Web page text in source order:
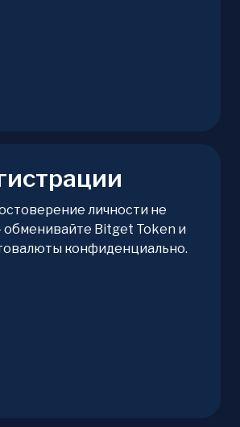
личности не
обменивайте Bitget Token и
конфиденциально.